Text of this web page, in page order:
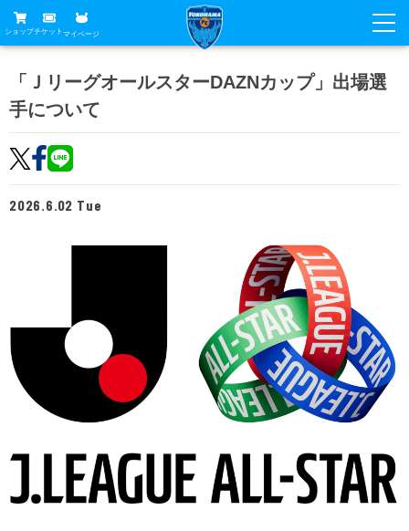
ショップチケット マイページ
グッズ
ホームタウン
トップチーム
アカデミー
試合
試合日程
チケット
チケットガイド
ニッパツシート
Buy Ticket Here
チーム
選手・スタッフ
練習見学について
試合会場アクセス
観戦ルール・マナー
クラブ概要
フリ丸のページ
ヒストリー
サステナビリティ
ホームタウン活動
横浜FC公式オンラインショップ
クラブメンバー
スタータークラブ
スペシャルコンテンツ
アカデミー
試合日程・結果
パートナー一覧
お問い合わせ
「ＪリーグオールスターDAZNカップ」出場選
手について
2026.6.02 Tue